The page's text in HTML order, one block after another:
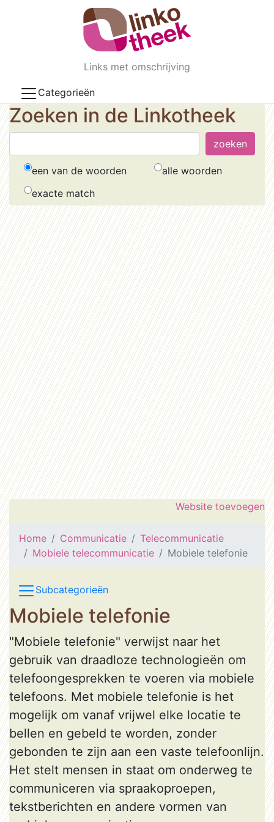
Skip to main content
Links met omschrijving
Categorieën
Zoeken in de Linkotheek
een van de woorden
alle woorden
exacte match
Website toevoegen
Home Communicatie
Telecommunicatie
Mobiele telecommunicatie
Mobiele telefonie
Subcategorieën
Mobiele telefonie
"Mobiele telefonie" verwijst naar het
gebruik van draadloze technologieën om
telefoongesprekken te voeren via mobiele
telefoons. Met mobiele telefonie is het
mogelijk om vanaf vrijwel elke locatie te
bellen en gebeld te worden, zonder
gebonden te zijn aan een vaste telefoonlijn.
Het stelt mensen in staat om onderweg te
communiceren via spraakoproepen,
tekstberichten en andere vormen van